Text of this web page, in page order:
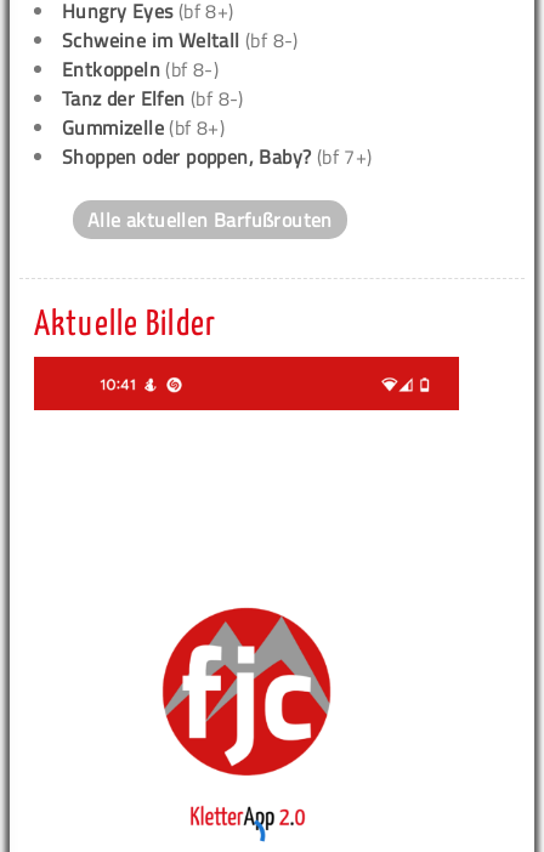
Hungry Eyes(bf 8+)
Schweine im Weltall (bf 8-)
Entkoppeln (bf 8-)
Tanz der Elfen (bf 8-)
Gummizelle (bf 8+)
Shoppen oder poppen, Baby? (bf 7+)
Alle aktuellen Barfußrouten
Aktuelle Bilder